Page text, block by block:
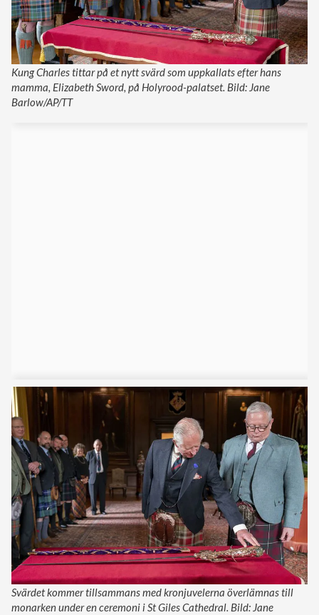
Kung Charles tittar på et nytt svärd som uppkallats efter hans
mamma, Elizabeth Sword, på Holyrood-palatset. Bild: Jane
Barlow/AP/TT
Svärdet kommer tillsammans med kronjuvelerna överlämnas till
monarken under en ceremoni i St Giles Cathedral. Bild: Jane